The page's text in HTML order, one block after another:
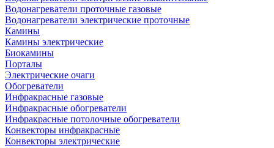
Водонагреватели проточные газовые
Водонагреватели электрические проточные
Камины
Камины электрические
Биокамины
Порталы
Электрические очаги
Обогреватели
Инфракрасные газовые
Инфракрасные обогреватели
Инфракрасные потолочные обогреватели
Конвекторы инфракрасные
Конвекторы электрические